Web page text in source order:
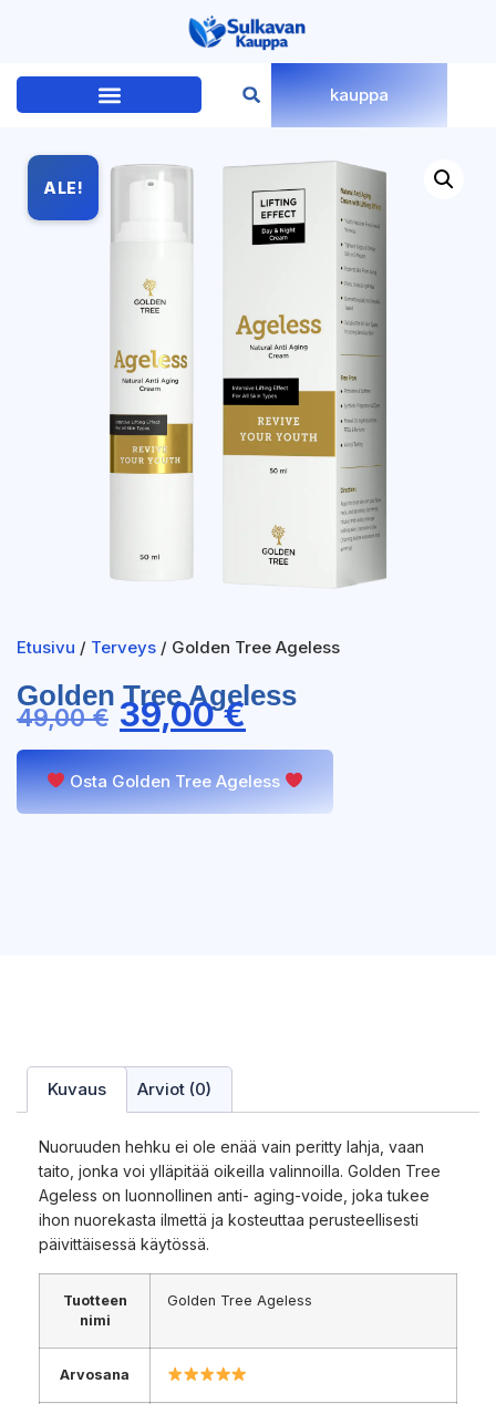
kauppa
ALE!
Etusivu / Terveys / Golden Tree Ageless
Golden Tree Ageless
49,00€ 39,00€
Osta Golden Tree Ageless
Kuvaus Arviot (0)
Nuoruuden hehku ei ole enää vain peritty lahja, vaan
taito, jonka voi ylläpitää oikeilla valinnoilla. Golden Tree
Ageless on luonnollinen anti- aging-voide, joka tukee
ihon nuorekasta ilmettä ja kosteuttaa perusteellisesti
päivittäisessä käytössä.
Tuotteen
nimi
Golden Tree Ageless
Arvosana